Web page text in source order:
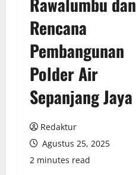
Rencana
Pembangunan
Polder Air
Sepanjang Jaya
Redaktur
Agustus 25, 2025
2 minutes read